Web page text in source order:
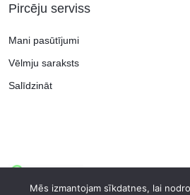
Pircēju serviss
Mani pasūtījumi
Vēlmju saraksts
Salīdzināt
Mēs izmantojam sīkdatnes, lai